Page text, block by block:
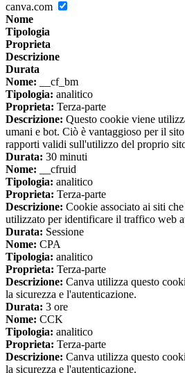
canva.com
Nome
Tipologia
Proprieta
Descrizione
Durata
Nome: __cf_bm
Tipologia: analitico
Proprieta: Terza-parte
Descrizione: Questo cookie viene
umani e bot. Ciò è vantaggioso per il
rapporti validi sull'utilizzo del proprio
Durata: 30 minuti
Nome: __cfruid
Tipologia: analitico
Proprieta: Terza-parte
Descrizione: Cookie associato ai siti
utilizzato per identificare il traffico web
Durata: Sessione
Nome: CPA
Tipologia: analitico
Proprieta: Terza-parte
Descrizione: Canva utilizza questo
la sicurezza e l'autenticazione.
Durata: 3 ore
Nome: CCK
Tipologia: analitico
Proprieta: Terza-parte
Descrizione: Canva utilizza questo
la sicurezza e l'autenticazione.